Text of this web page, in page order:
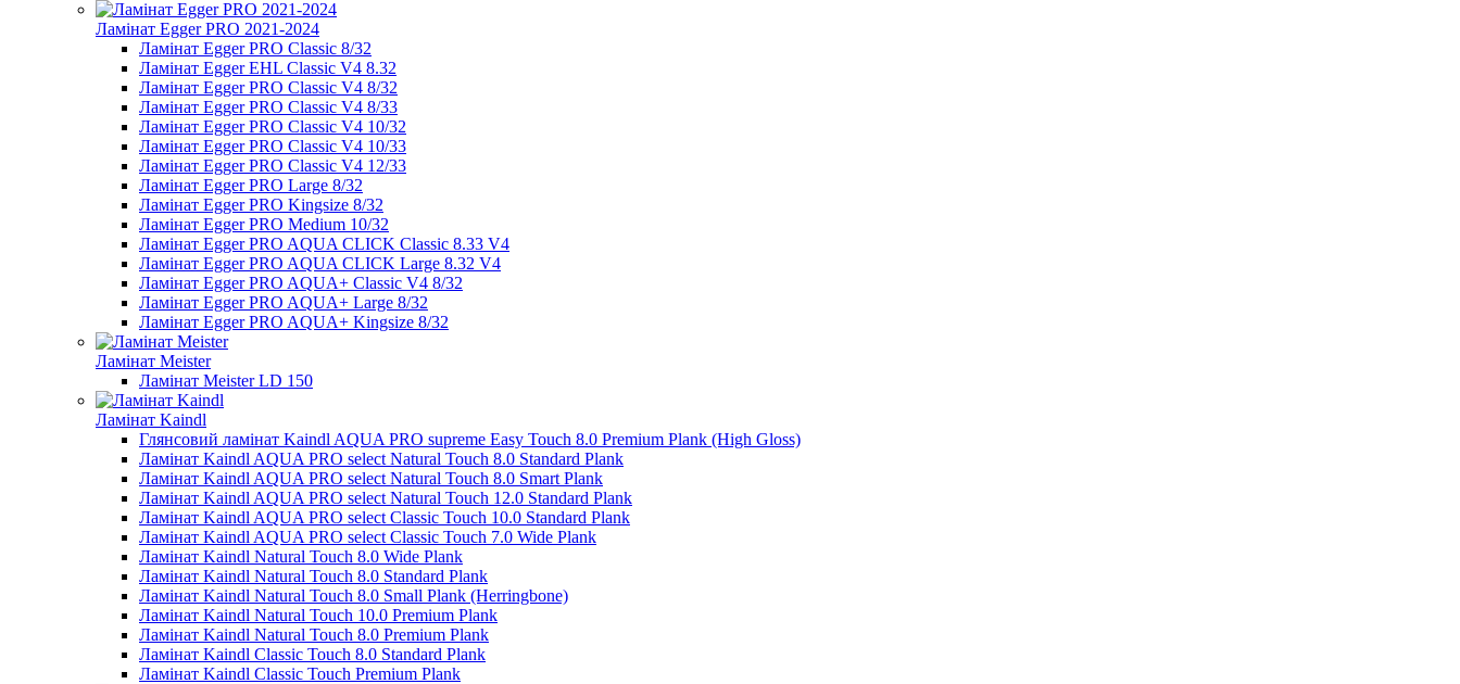
Ламінат Egger PRO 2021-2024
Ламінат Egger PRO Classic 8/32
Ламінат Egger EHL Classic V4 8.32
Ламінат Egger PRO Classic V4 8/32
Ламінат Egger PRO Classic V4 8/33
Ламінат Egger PRO Classic V4 10/32
Ламінат Egger PRO Classic V4 10/33
Ламінат Egger PRO Classic V4 12/33
Ламінат Egger PRO Large 8/32
Ламінат Egger PRO Kingsize 8/32
Ламінат Egger PRO Medium 10/32
Ламінат Egger PRO AQUA CLICK Classic 8.33 V4
Ламінат Egger PRO AQUA CLICK Large 8.32 V4
Ламінат Egger PRO AQUA+ Classic V4 8/32
Ламінат Egger PRO AQUA+ Large 8/32
Ламінат Egger PRO AQUA+ Kingsize 8/32
Ламінат Meister
Ламінат Meister LD 150
Ламінат Kaindl
Глянсовий ламінат Kaindl AQUA PRO supreme Easy Touch 8.0 Premium Plank (High Gloss)
Ламінат Kaindl AQUA PRO select Natural Touch 8.0 Standard Plank
Ламінат Kaindl AQUA PRO select Natural Touch 8.0 Smart Plank
Ламінат Kaindl AQUA PRO select Natural Touch 12.0 Standard Plank
Ламінат Kaindl AQUA PRO select Classic Touch 10.0 Standard Plank
Ламінат Kaindl AQUA PRO select Classic Touch 7.0 Wide Plank
Ламінат Kaindl Natural Touch 8.0 Wide Plank
Ламінат Kaindl Natural Touch 8.0 Standard Plank
Ламінат Kaindl Natural Touch 8.0 Small Plank (Herringbone)
Ламінат Kaindl Natural Touch 10.0 Premium Plank
Ламінат Kaindl Natural Touch 8.0 Premium Plank
Ламінат Kaindl Classic Touch 8.0 Standard Plank
Ламінат Kaindl Classic Touch Premium Plank